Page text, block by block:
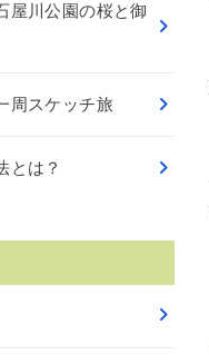
屋川公園の桜と御
周スケッチ旅
とは？